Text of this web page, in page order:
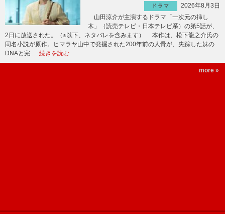
ドラマ
2026年8月3日
山田涼介が主演するドラマ「一次元の挿し
木」（読売テレビ・日本テレビ系）の第5話が、
2日に放送された。（※以下、ネタバレを含みます） 本作は、松下龍之介氏の
同名小説が原作。ヒマラヤ山中で発掘された200年前の人骨が、失踪した妹の
DNAと完 … 続きを読む
more »